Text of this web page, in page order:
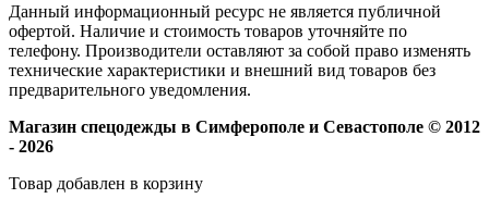
Данный информационный ресурс не является публичной
офертой. Наличие и стоимость товаров уточняйте по
телефону. Производители оставляют за собой право изменять
технические характеристики и внешний вид товаров без
предварительного уведомления.
Магазин спецодежды в Симферополе и Севастополе © 2012
- 2026
Товар добавлен в корзину